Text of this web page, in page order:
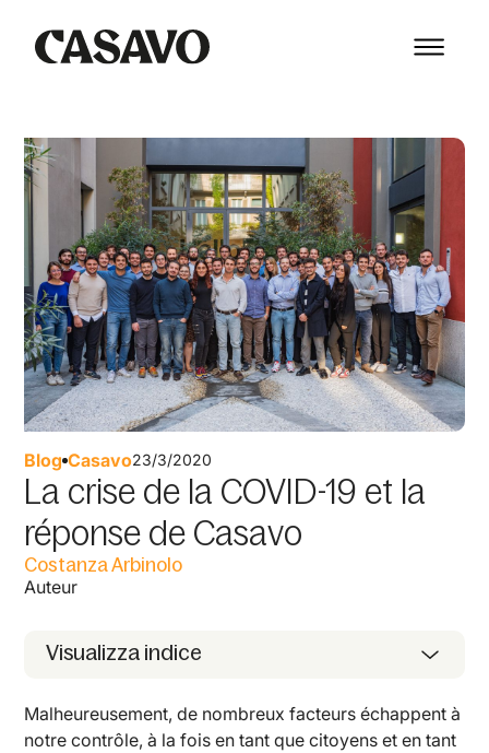
Blog Casavo23/3/2020
La crise de la COVID-19 et la
réponse de Casavo
Costanza Arbinolo
Auteur
Visualizza indice
Malheureusement, de nombreux facteurs échappent à
notre contrôle, à la fois en tant que citoyens et en tant